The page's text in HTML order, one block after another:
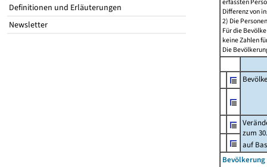
Definitionen und Erläuterungen
Newsletter
Differenz von
2) Die
Für die
keine Zahlen
Die
zum
auf
Bevölkerung